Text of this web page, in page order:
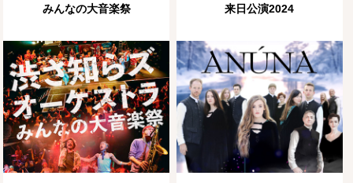
みんなの大音楽祭
来日公演2024